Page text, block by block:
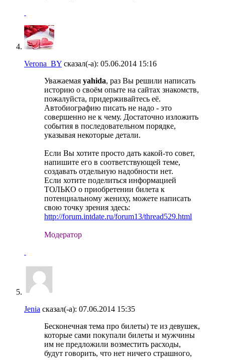
Verona_BY сказал(-а): 05.06.2014 15:16
Уважаемая yahida, раз Вы решили написать
историю о своём опыте на сайтах знакомств,
пожалуйста, придерживайтесь её.
Автобиографию писать не надо - это
совершенно не к чему. Достаточно изложить
события в последовательном порядке,
указывая некоторые детали.
Если Вы хотите просто дать какой-то совет,
напишите его в соответствующей теме,
создавать отдельную надобности нет.
Если хотите поделиться информацией
ТОЛЬКО о приобретении билета к
потенциальному жениху, можете написать
свою точку зрения здесь:
http://forum.intdate.ru/forum13/thread529.html
Модератор
Jenia сказал(-а): 07.06.2014 15:35
Бесконечная тема про билеты) те из девушек,
которые сами покупали билеты и мужчины
им не предложили возместить расходы,
будут говорить, что нет ничего страшного,